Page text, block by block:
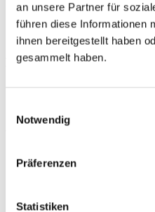
an unsere Partner für
führen diese Informationen
ihnen bereitgestellt haben
gesammelt haben.
Notwendig
Präferenzen
Statistiken
Anbieterinformationen
von
Deutschlands größte
sondern auch zahlreiche